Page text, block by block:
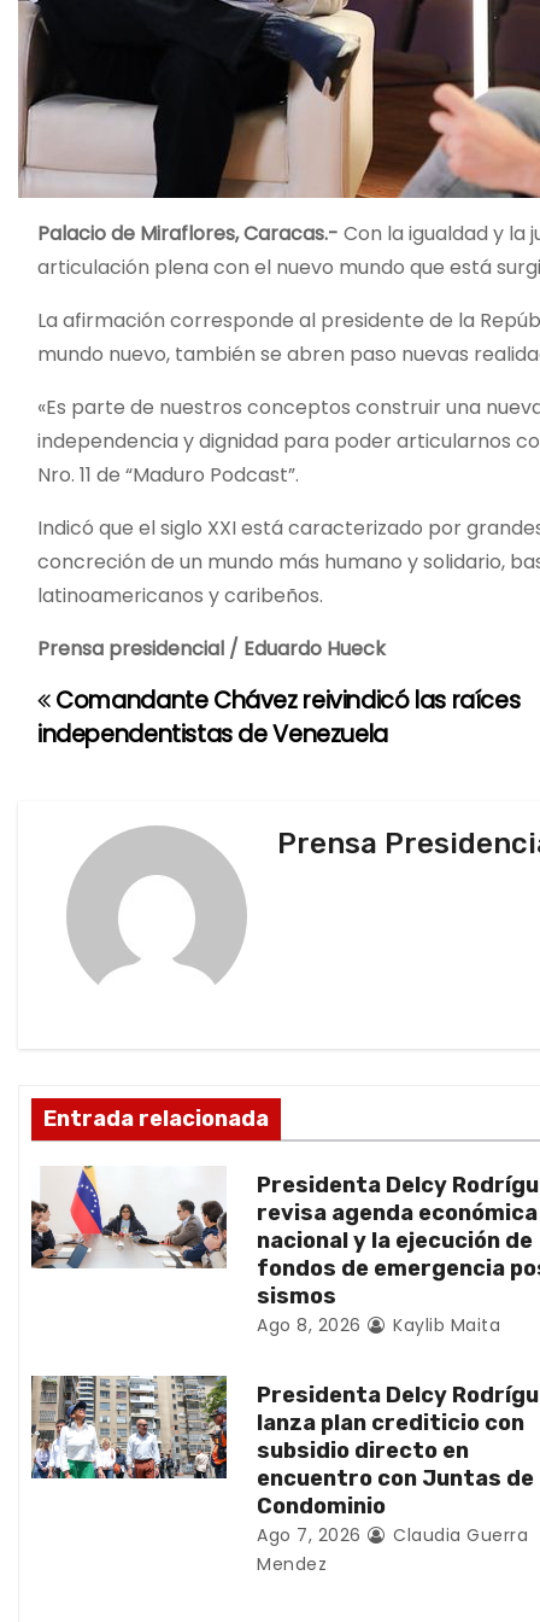
Palacio de Miraflores, Caracas.- Con la igualdad y la
articulación plena con el nuevo mundo que está
La afirmación corresponde al presidente de la
mundo nuevo, también se abren paso nuevas
«Es parte de nuestros conceptos construir una
independencia y dignidad para poder articularnos
Nro. 11 de “Maduro Podcast”.
Indicó que el siglo XXI está caracterizado por
concreción de un mundo más humano y solidario,
latinoamericanos y caribeños.
Prensa presidencial / Eduardo Hueck
N
ó
n
d
e
n
t
r
Comandante Chávez reivindicó las raíces
independentistas de Venezuela
Prensa
Entrada relacionada
Presidenta Delcy
revisa agenda económica
nacional y la ejecución de
fondos de emergencia
sismos
Ago 8, 2026 Kaylib Maita
Presidenta Delcy
lanza plan crediticio con
subsidio directo en
encuentro con Juntas de
Condominio
Ago 7, 2026
Claudia Guerra
Mendez